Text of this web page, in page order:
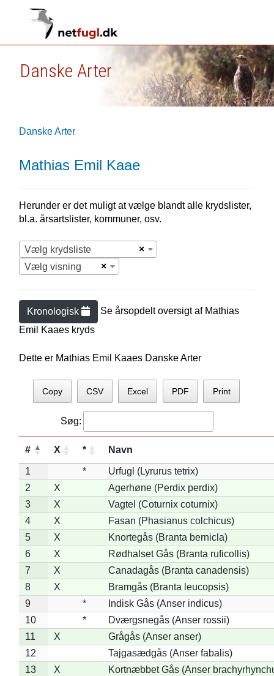
Danske Arter
Danske Arter
Mathias Emil Kaae
Herunder er det muligt at vælge blandt alle krydslister,
bl.a. årsartslister, kommuner, osv.
×
Vælg krydsliste
×
Vælg visning
Kronologisk Se årsopdelt oversigt af Mathias
Emil Kaaes kryds
Dette er Mathias Emil Kaaes Danske Arter
Copy CSV Excel PDF Print
Søg:
# X * Navn
1 *
Urfugl (Lyrurus tetrix)
2
X
Agerhøne (Perdix perdix)
3
X
Vagtel (Coturnix coturnix)
4
X
Fasan (Phasianus colchicus)
5
X
Knortegås (Branta bernicla)
6
X
Rødhalset Gås (Branta ruficollis)
7
X
Canadagås (Branta canadensis)
8
X
Bramgås (Branta leucopsis)
9
*
Indisk Gås (Anser indicus)
10
*
Dværgsnegås (Anser rossii)
11
X
Grågås (Anser anser)
12
Tajgasædgås (Anser fabalis)
13
X
Kortnæbbet Gås (Anser